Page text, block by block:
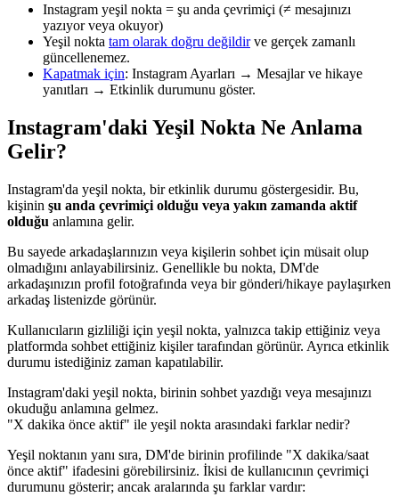
Instagram yeşil nokta = şu anda çevrimiçi (≠ mesajınızı
yazıyor veya okuyor)
Yeşil nokta tam olarak doğru değildirve gerçek zamanlı
güncellenemez.
Kapatmak için: Instagram Ayarları → Mesajlar ve hikaye
yanıtları → Etkinlik durumunu göster.
Instagram'daki Yeşil Nokta Ne Anlama
Gelir?
Instagram'da yeşil nokta, bir etkinlik durumu göstergesidir. Bu,
kişinin şu anda çevrimiçi olduğu veya yakın zamanda aktif
olduğu anlamına gelir.
Bu sayede arkadaşlarınızın veya kişilerin sohbet için müsait olup
olmadığını anlayabilirsiniz. Genellikle bu nokta, DM'de
arkadaşınızın profil fotoğrafında veya bir gönderi/hikaye paylaşırken
arkadaş listenizde görünür.
Kullanıcıların gizliliği için yeşil nokta, yalnızca takip ettiğiniz veya
platformda sohbet ettiğiniz kişiler tarafından görünür. Ayrıca etkinlik
durumu istediğiniz zaman kapatılabilir.
Instagram'daki yeşil nokta, birinin sohbet yazdığı veya mesajınızı
okuduğu anlamına gelmez.
"X dakika önce aktif" ile yeşil nokta arasındaki farklar nedir?
Yeşil noktanın yanı sıra, DM'de birinin profilinde "X dakika/saat
önce aktif" ifadesini görebilirsiniz. İkisi de kullanıcının çevrimiçi
durumunu gösterir; ancak aralarında şu farklar vardır: